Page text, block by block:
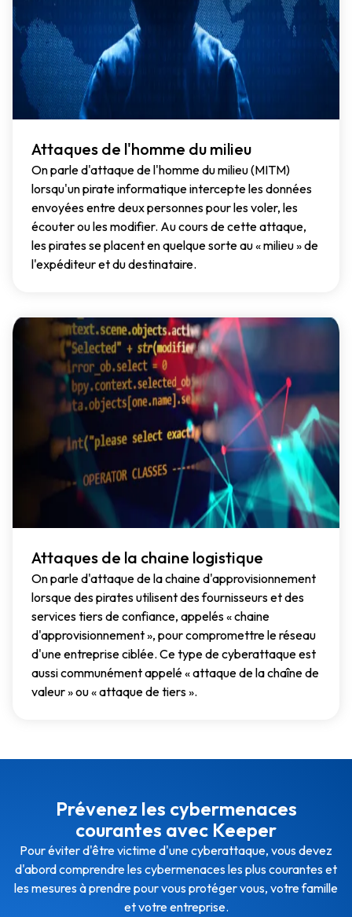
Attaques de l'homme du milieu
On parle d'attaque de l'homme du milieu (MITM)
lorsqu'un pirate informatique intercepte les données
envoyées entre deux personnes pour les voler, les
écouter ou les modifier. Au cours de cette attaque,
les pirates se placent en quelque sorte au « milieu » de
l'expéditeur et du destinataire.
Attaques de la chaine logistique
On parle d'attaque de la chaine d'approvisionnement
lorsque des pirates utilisent des fournisseurs et des
services tiers de confiance, appelés « chaine
d'approvisionnement », pour compromettre le réseau
d'une entreprise ciblée. Ce type de cyberattaque est
aussi communément appelé « attaque de la chaîne de
valeur » ou « attaque de tiers ».
Prévenez les cybermenaces
courantes avec Keeper
Pour éviter d'être victime d'une cyberattaque, vous devez
d'abord comprendre les cybermenaces les plus courantes et
les mesures à prendre pour vous protéger vous, votre famille
et votre entreprise.